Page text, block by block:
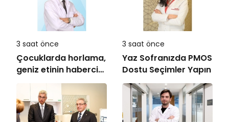
3 saat önce
Çocuklarda horlama,
geniz etinin habercisi
olabilir!
3 saat önce
Yaz Sofranızda PMOS
Dostu Seçimler Yapın